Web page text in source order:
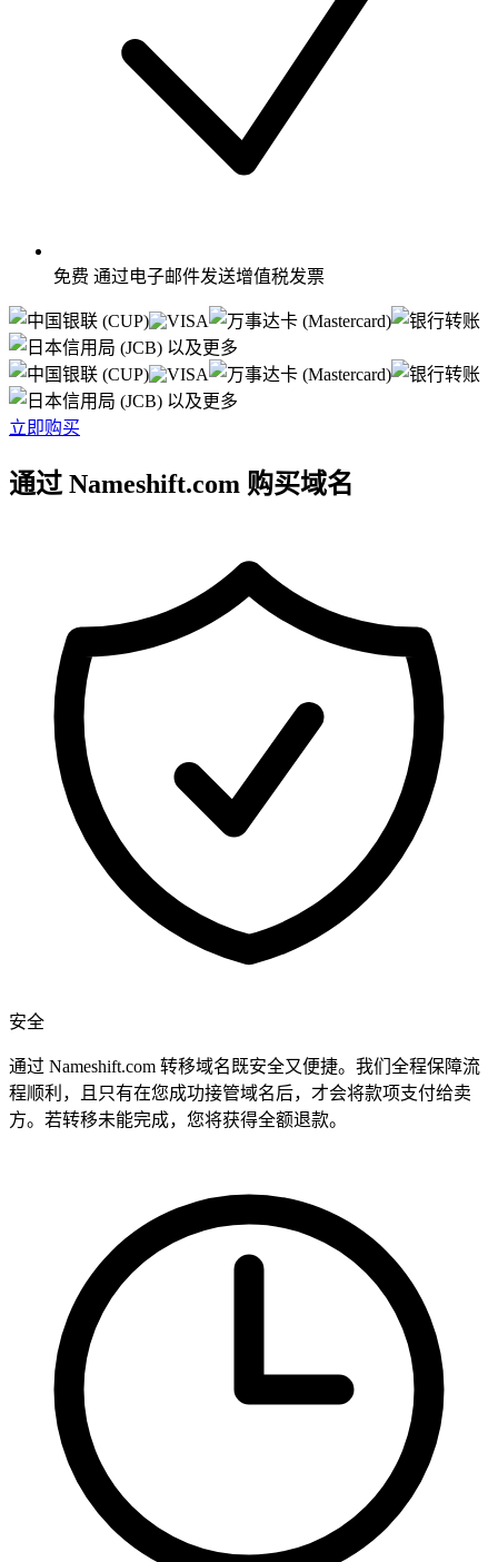
免费 通过电子邮件发送增值税发票
以及更多
以及更多
立即购买
通过 Nameshift.com 购买域名
安全
通过 Nameshift.com 转移域名既安全又便捷。我们全程保障流
程顺利，且只有在您成功接管域名后，才会将款项支付给卖
方。若转移未能完成，您将获得全额退款。